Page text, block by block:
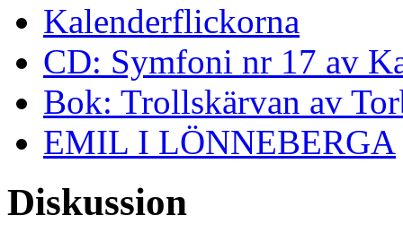
Kalenderflickorna
CD: Symfoni nr 17 av
Bok: Trollskärvan av
EMIL I LÖNNEBERGA
Diskussion